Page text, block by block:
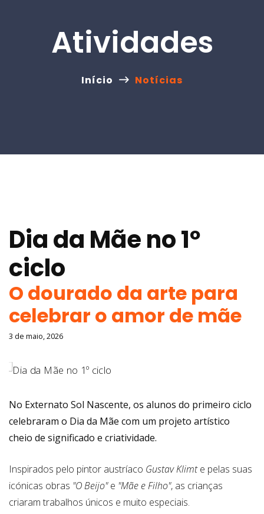
Atividades
Início Notícias
Dia da Mãe no 1º
ciclo
O dourado da arte para
celebrar o amor de mãe
3 de maio, 2026
No Externato Sol Nascente, os alunos do primeiro ciclo
celebraram o Dia da Mãe com um projeto artístico
cheio de significado e criatividade.
Inspirados pelo pintor austríaco Gustav Klimte pelas suas
icónicas obras "O Beijo"e "Mãe e Filho", as crianças
criaram trabalhos únicos e muito especiais.